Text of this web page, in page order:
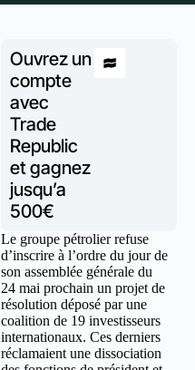
Ouvrez un
compte
avec
Trade
Republic
et gagnez
jusqu’a
500€
Le groupe pétrolier refuse
d’inscrire à l’ordre du jour de
son assemblée générale du
24 mai prochain un projet de
résolution déposé par une
coalition de 19 investisseurs
internationaux. Ces derniers
réclamaient une dissociation